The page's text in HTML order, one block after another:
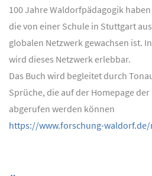
100 Jahre Waldorfpädagogik
die von einer Schule in Stuttgart
globalen Netzwerk gewachsen ist.
wird dieses Netzwerk erlebbar.
Das Buch wird begleitet durch
Sprüche, die auf der Homepage
abgerufen werden können
https://www.forschung-